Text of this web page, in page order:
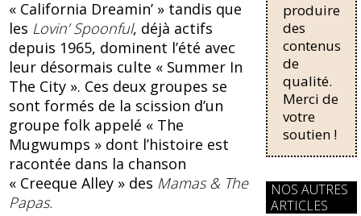
« California Dreamin’ » tandis que
les Lovin’ Spoonful, déjà actifs
depuis 1965, dominent l’été avec
leur désormais culte « Summer In
The City ». Ces deux groupes se
sont formés de la scission d’un
groupe folk appelé « The
Mugwumps » dont l’histoire est
racontée dans la chanson
« Creeque Alley » des Mamas & The
Papas.
produire
des
contenus
de
qualité.
Merci de
votre
soutien !
NOS AUTRES
ARTICLES